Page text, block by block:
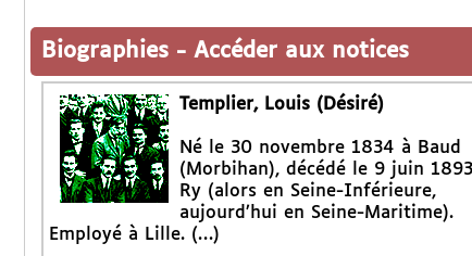
Biographies - Accéder aux notices
Templier, Louis (Désiré)
Né le 30 novembre 1834 à Baud
(Morbihan), décédé le 9 juin
Ry (alors en Seine-Inférieure,
aujourd’hui en Seine-Maritime).
Employé à Lille. (…)